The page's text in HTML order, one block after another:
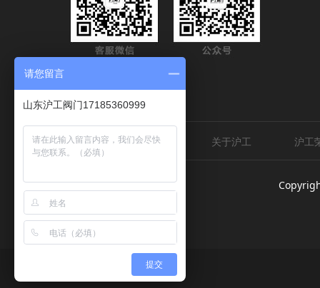
网站首页 关于沪工 沪工
请您留言
山东沪工阀门17185360999
提交